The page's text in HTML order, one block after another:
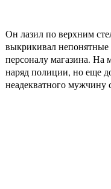
Он лазил по верхним
выкрикивал
персоналу магазина. На
наряд полиции, но еще
неадекватного мужчину